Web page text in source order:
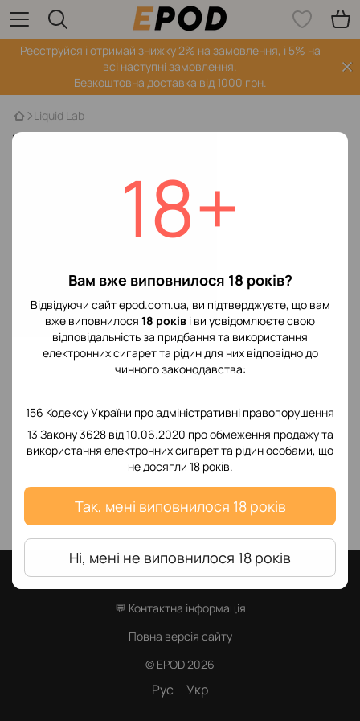
18+
Вам вже виповнилося 18 років?
Відвідуючи сайт epod.com.ua, ви підтверджуєте, що вам
вже виповнилося 18 років і ви усвідомлюєте свою
відповідальність за придбання та використання
електронних сигарет та рідин для них відповідно до
чинного законодавства:
156 Кодексу України про адміністративні правопорушення
13 Закону 3628 від 10.06.2020 про обмеження продажу та
використання електронних сигарет та рідин особами, що
не досягли 18 років.
Так, мені виповнилося 18 років
Ні, мені не виповнилося 18 років
Реєструйся і отримай знижку 2% на замовлення, і 5% на
всі наступні замовлення.
Безкоштовна доставка від 1000 грн.
Liquid Lab
Товари від Liquid Lab
38(098) 316 56 75
💬 Контактна інформація
Повна версія сайту
© EPOD 2026
Рус Укр